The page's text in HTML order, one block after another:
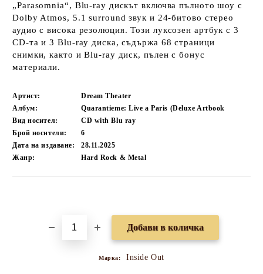
„Parasomnia“, Blu-ray дискът включва пълното шоу с
Dolby Atmos, 5.1 surround звук и 24-битово стерео
аудио с висока резолюция. Този луксозен артбук с 3
CD-та и 3 Blu-ray диска, съдържа 68 страници
снимки, както и Blu-ray диск, пълен с бонус
материали.
Артист:
Dream Theater
Албум:
Quarantieme: Live a Paris (Deluxe Artbook
Вид носител:
CD with Blu ray
Брой носители:
6
Дата на издаване:
28.11.2025
Жанр:
Hard Rock & Metal
Марка: Inside Out